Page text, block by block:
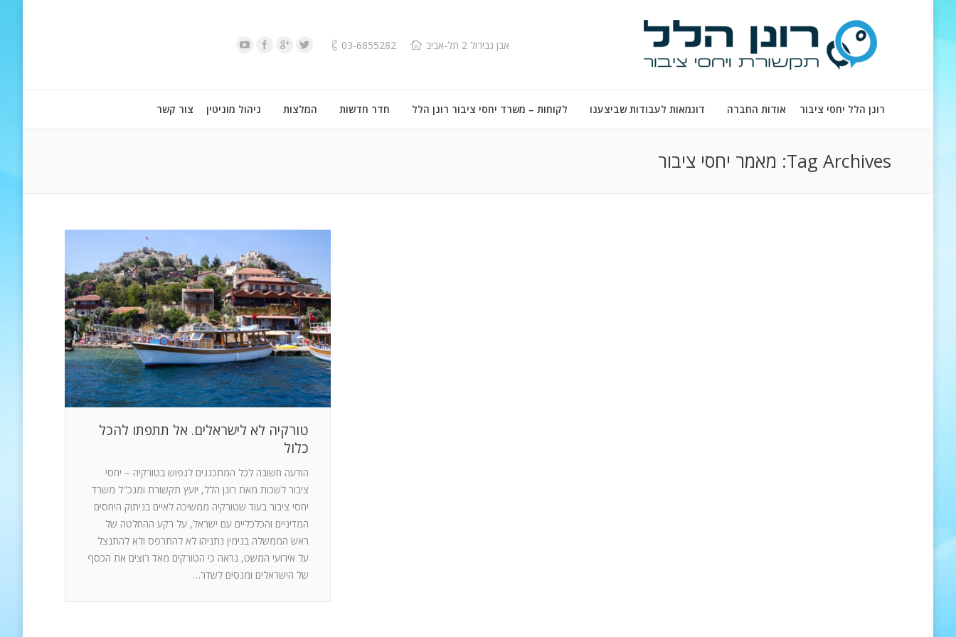
אבן גבירול 2 תל-אביב 03-6855282
רונן הלל יחסי ציבור אודות החברה דוגמאות לעבודות שביצענו לקוחות – משרד יחסי ציבור רונן הלל חדר חדשות המלצות ניהול מוניטין צור קשר
Tag Archives: מאמר יחסי ציבור
טורקיה לא לישראלים. אל תתפתו להכל
כלול
הודעה חשובה לכל המתכננים לנפוש בטורקיה – יחסי
ציבור לשכות מאת רונן הלל, יועץ תקשורת ומנכ"ל משרד
יחסי ציבור בעוד שטורקיה ממשיכה לאיים בניתוק היחסים
המדיניים והכלכליים עם ישראל, על רקע ההחלטה של
ראש הממשלה בנימין נתניהו לא להתרפס ולא להתנצל
על אירועי המשט, נראה כי הטורקים מאד רוצים את הכסף
של הישראלים ומנסים לשדר…